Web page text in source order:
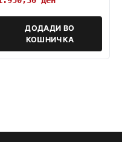
ДОДАДИ ВО
КОШНИЧКА